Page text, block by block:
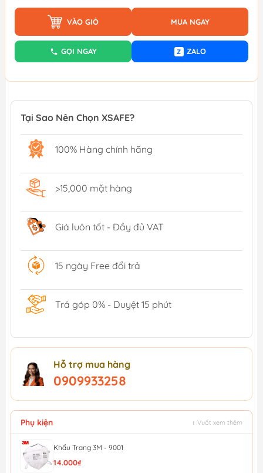
VÀO GIỎ MUA NGAY
GỌI NGAY Z ZALO
Tại Sao Nên Chọn XSAFE?
100% Hàng chính hãng
>15,000 mặt hàng
Giá luôn tốt - Đầy đủ VAT
15 ngày Free đổi trả
Trả góp 0% - Duyệt 15 phút
Hỗ trợ mua hàng
0909933258
Phụ kiện ↕ Vuốt xem thêm
Khẩu Trang 3M - 9001
14.000₫